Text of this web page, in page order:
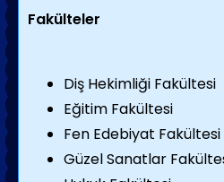
Fakülteler
Diş Hekimliği Fakültesi
Eğitim Fakültesi
Fen Edebiyat Fakültesi
Güzel Sanatlar